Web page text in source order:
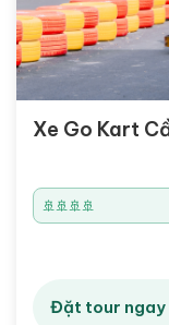
Xe Go Kart
🚢🚢🚢🚢
Đặt tour ngay